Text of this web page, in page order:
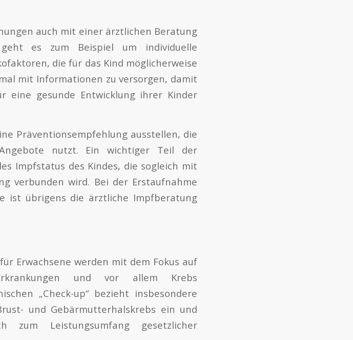
auch mit einer ärztlichen Beratung
es zum Beispiel um individuelle
die für das Kind möglicherweise
mit Informationen zu versorgen, damit
eine gesunde Entwicklung ihrer Kinder
Präventionsempfehlung ausstellen, die
Angebote nutzt. Ein wichtiger Teil der
Impfstatus des Kindes, die sogleich mit
verbunden wird. Bei der Erstaufnahme
ist übrigens die ärztliche Impfberatung
Erwachsene werden mit dem Fokus auf
und vor allem Krebs
„Check-up“ bezieht insbesondere
und Gebärmutterhalskrebs ein und
zum Leistungsumfang gesetzlicher